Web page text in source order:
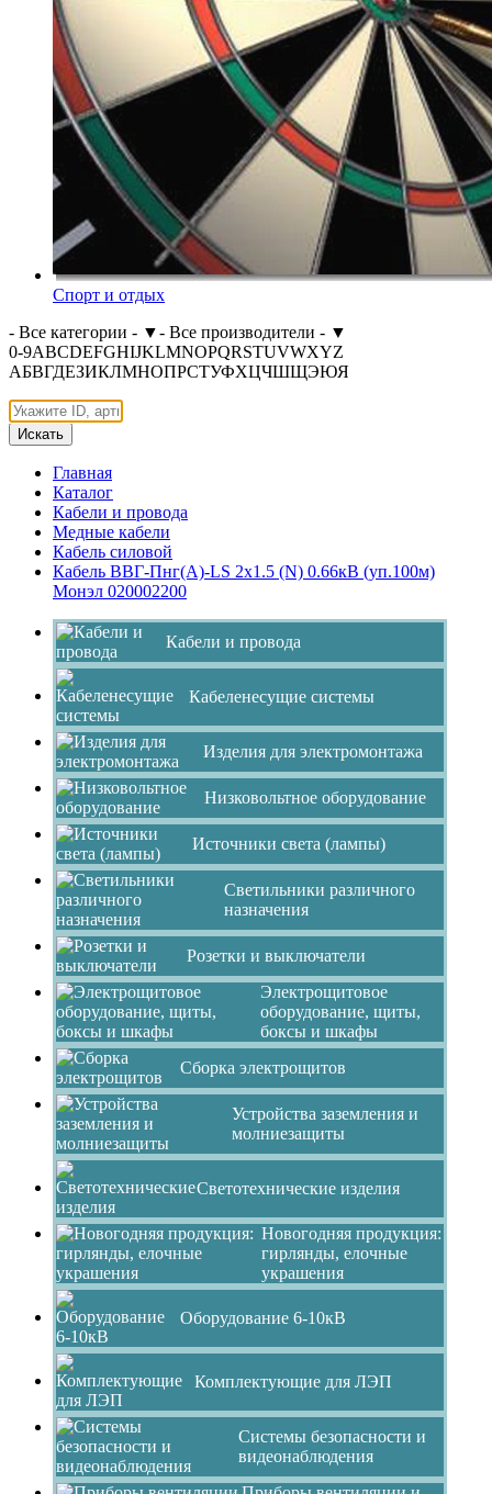
Спорт и отдых
- Все категории - ▼- Все производители - ▼
0-9ABCDEFGHIJKLMNOPQRSTUVWXYZ
АБВГДЕЗИКЛМНОПРСТУФХЦЧШЩЭЮЯ
Искать
Главная
Каталог
Кабели и провода
Медные кабели
Кабель силовой
Кабель ВВГ-Пнг(А)-LS 2х1.5 (N) 0.66кВ (уп.100м)
Монэл 020002200
Кабели и провода
Кабеленесущие системы
Изделия для электромонтажа
Низковольтное оборудование
Источники света (лампы)
Светильники различного
назначения
Розетки и выключатели
Электрощитовое
оборудование, щиты,
боксы и шкафы
Сборка электрощитов
Устройства заземления и
молниезащиты
Светотехнические изделия
Новогодняя продукция:
гирлянды, елочные
украшения
Оборудование 6-10кВ
Комплектующие для ЛЭП
Системы безопасности и
видеонаблюдения